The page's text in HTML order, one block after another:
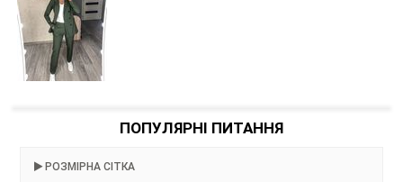
ПОПУЛЯРНІ ПИТАННЯ
РОЗМІРНА СІТКА